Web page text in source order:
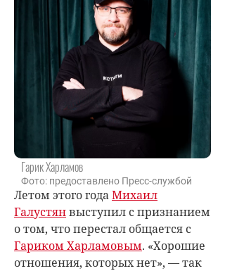
Гарик Харламов
Фото: предоставлено Пресс-службой
Летом этого годаМихаил
Галустянвыступил с признанием
о том, что перестал общается с
Гариком Харламовым. «Хорошие
отношения, которых нет», — так